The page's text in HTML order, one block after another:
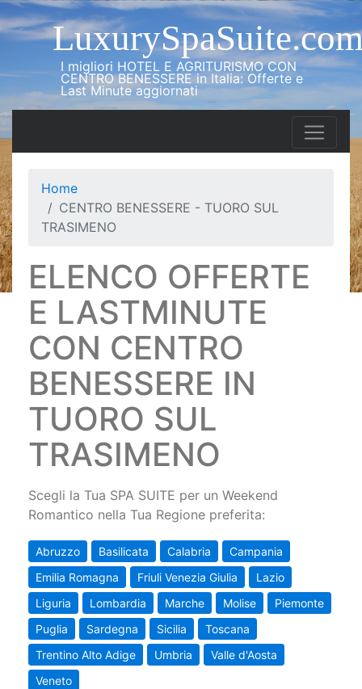
I migliori HOTEL E AGRITURISMO CON
CENTRO BENESSERE in Italia: Offerte e
Last Minute aggiornati
Home
CENTRO BENESSERE - TUORO SUL
TRASIMENO
ELENCO OFFERTE
E LASTMINUTE
CON CENTRO
BENESSERE IN
TUORO SUL
TRASIMENO
Scegli la Tua SPA SUITE per un Weekend
Romantico nella Tua Regione preferita:
Abruzzo Basilicata Calabria
Campania
Emilia Romagna
Friuli Venezia Giulia
Lazio
Liguria
Lombardia Marche Molise
Piemonte
Puglia
Sardegna Sicilia
Toscana
Trentino Alto Adige
Umbria
Valle d'Aosta
Veneto